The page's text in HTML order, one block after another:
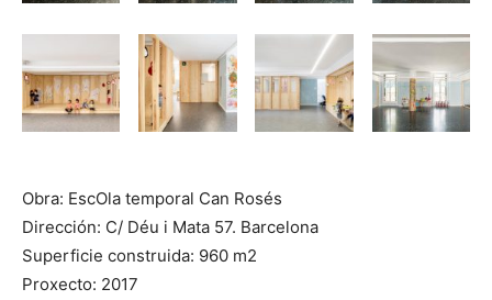
Obra: EscOla temporal Can Rosés
Dirección: C/ Déu i Mata 57. Barcelona
Superficie construida: 960 m2
Proxecto: 2017